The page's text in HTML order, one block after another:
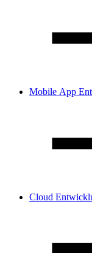
Mobile App
Cloud